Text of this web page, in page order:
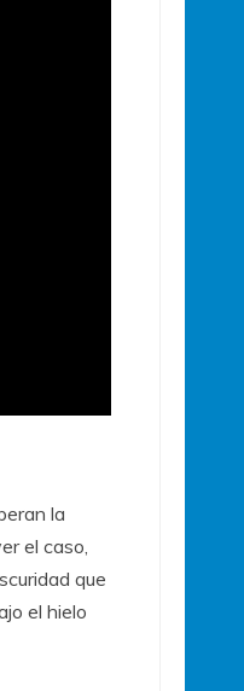
la
el caso,
que
el hielo